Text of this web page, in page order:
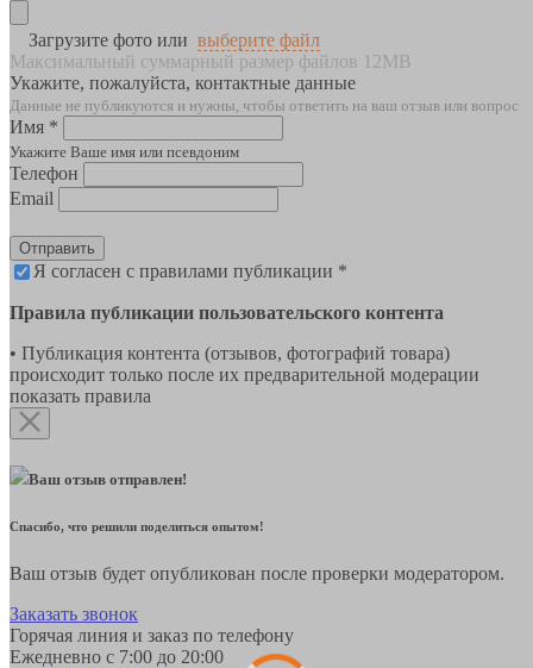
Загрузите фото или выберите файл
Максимальный суммарный размер файлов 12MB
Укажите, пожалуйста, контактные данные
Данные не публикуются и нужны, чтобы ответить на ваш отзыв или вопрос
Имя *
Укажите Ваше имя или псевдоним
Телефон
Email
Отправить
Я согласен с правилами публикации *
Правила публикации пользовательского контента
• Публикация контента (отзывов, фотографий товара)
происходит только после их предварительной модерации
показать правила
Ваш отзыв отправлен!
Спасибо, что решили поделиться опытом!
Ваш отзыв будет опубликован после проверки модератором.
Заказать звонок
Горячая линия и заказ по телефону
Ежедневно с 7:00 до 20:00